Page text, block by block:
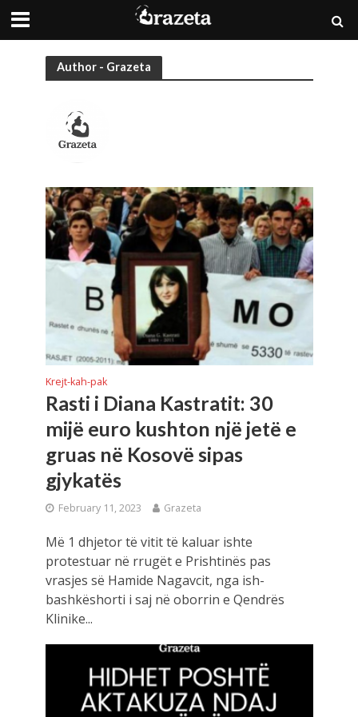
Author - Grazeta
Krejt-kah-pak
Rasti i Diana Kastratit: 30
mijë euro kushton një jetë e
gruas në Kosovë sipas
gjykatës
February 11, 2023 Grazeta
Më 1 dhjetor të vitit të kaluar ishte
protestuar në rrugët e Prishtinës pas
vrasjes së Hamide Nagavcit, nga ish-
bashkëshorti i saj në oborrin e Qendrës
Klinike...